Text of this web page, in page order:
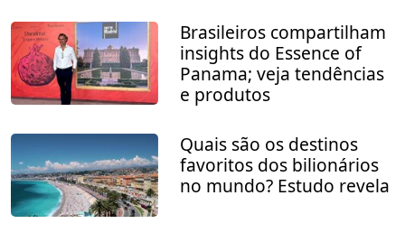
Brasileiros compartilham
insights do Essence of
Panama; veja tendências
e produtos
Quais são os destinos
favoritos dos bilionários
no mundo? Estudo revela